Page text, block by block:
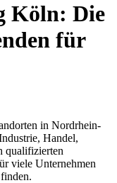
Köln: Die
für
in Nordrhein-
Handel,
qualifizierten
viele Unternehmen